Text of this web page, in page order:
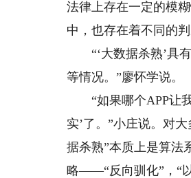
法律上存在一定的模
中，也存在着不同的判
“‘大数据杀熟’具有
等情况。”廖怀学说。
“如果哪个APP让我
实’了。”小庄说。对
据杀熟”本质上是算法
略——“反向驯化”，“